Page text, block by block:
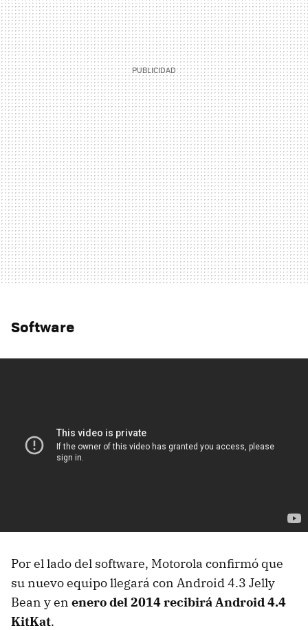
Software
Por el lado del software, Motorola confirmó que
su nuevo equipo llegará con Android 4.3 Jelly
Bean y en enero del 2014 recibirá Android 4.4
KitKat.